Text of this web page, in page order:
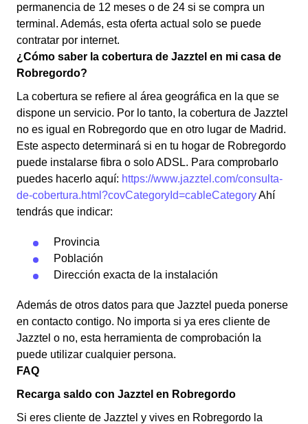
permanencia de 12 meses o de 24 si se compra un
terminal. Además, esta oferta actual solo se puede
contratar por internet.
¿Cómo saber la cobertura de Jazztel en mi casa de
Robregordo?
La cobertura se refiere al área geográfica en la que se
dispone un servicio. Por lo tanto, la cobertura de Jazztel
no es igual en Robregordo que en otro lugar de Madrid.
Este aspecto determinará si en tu hogar de Robregordo
puede instalarse fibra o solo ADSL. Para comprobarlo
puedes hacerlo aquí: https://www.jazztel.com/consulta-
de-cobertura.html?covCategoryId=cableCategoryAhí
tendrás que indicar:
Provincia
Población
Dirección exacta de la instalación
Además de otros datos para que Jazztel pueda ponerse
en contacto contigo. No importa si ya eres cliente de
Jazztel o no, esta herramienta de comprobación la
puede utilizar cualquier persona.
FAQ
Recarga saldo con Jazztel en Robregordo
Si eres cliente de Jazztel y vives en Robregordo la